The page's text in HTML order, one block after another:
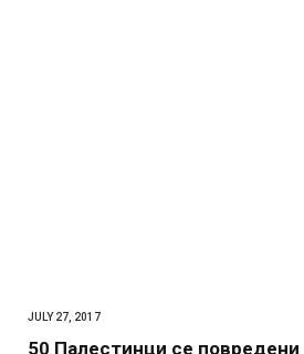
JULY 27, 2017
50 Палестинци се